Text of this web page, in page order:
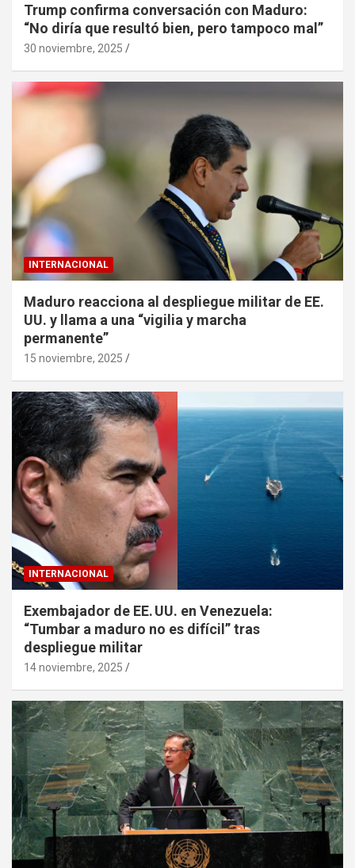
Trump confirma conversación con Maduro:
“No diría que resultó bien, pero tampoco mal”
30 noviembre, 2025
INTERNACIONAL
Maduro reacciona al despliegue militar de EE.
UU. y llama a una “vigilia y marcha
permanente”
15 noviembre, 2025
INTERNACIONAL
Exembajador de EE. UU. en Venezuela:
“Tumbar a maduro no es difícil” tras
despliegue militar
14 noviembre, 2025